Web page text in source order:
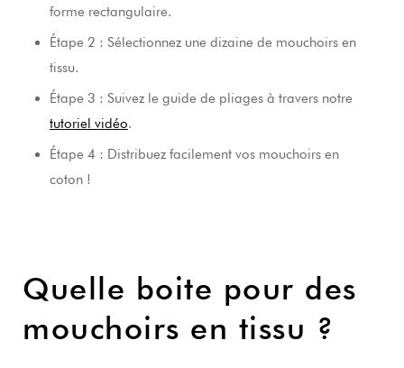
forme rectangulaire.
Étape 2 : Sélectionnez une dizaine de mouchoirs en
tissu.
Étape 3 : Suivez le guide de pliages à travers notre
tutoriel vidéo.
Étape 4 : Distribuez facilement vos mouchoirs en
coton !
Quelle boite pour des
mouchoirs en tissu ?